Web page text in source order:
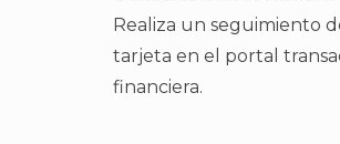
Realiza un seguimiento
tarjeta en el portal
financiera.